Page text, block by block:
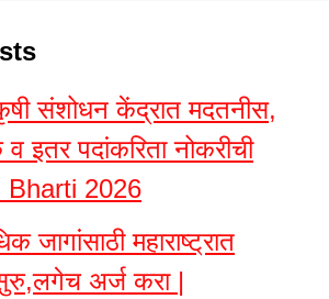
संशोधन केंद्रात मदतनीस,
इतर पदांकरिता नोकरीची
Bharti 2026
जागांसाठी महाराष्ट्रात
अर्ज करा |